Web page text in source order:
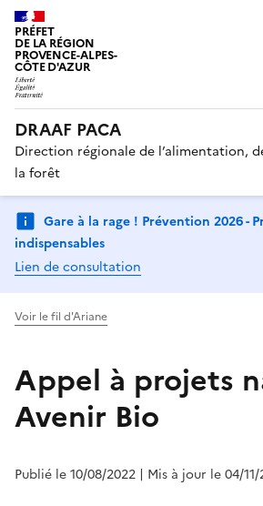
PRÉFET
DE LA RÉGION
PROVENCE-ALPES-
CÔTE D'AZUR
DRAAF PACA
Direction régionale de l’alimentation,
la forêt
Gare à la rage ! Prévention 2026 -
indispensables
Lien de consultation
Voir le fil d'Ariane
Appel à projets
Avenir Bio
Publié le 10/08/2022 | Mis à jour le 04/11/